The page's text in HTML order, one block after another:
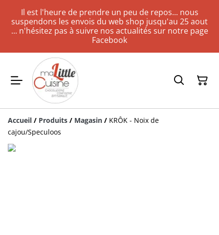
Il est l'heure de prendre un peu de repos... nous
suspendons les envois du web shop jusqu'au 25 aout
... n'hésitez pas à suivre nos actualités sur notre page
Facebook
Accueil / Produits / Magasin / KRÔK - Noix de
cajou/Speculoos